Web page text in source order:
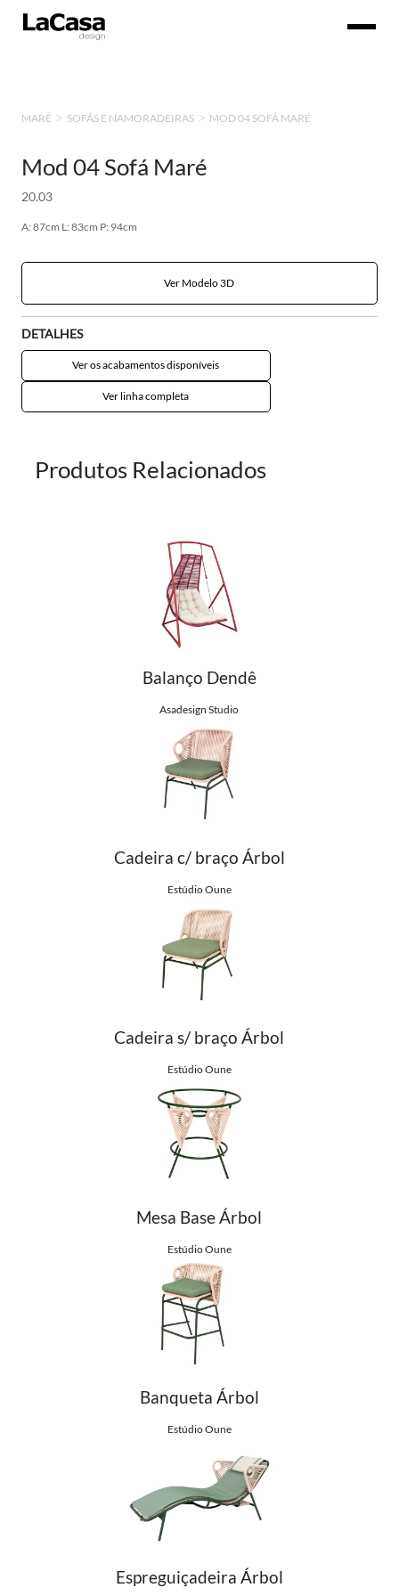
MARÉ SOFÁS E NAMORADEIRAS MOD 04 SOFÁ MARÉ
Mod 04 Sofá Maré
20.03
A: 87cm L: 83cm P: 94cm
Ver Modelo 3D
DETALHES
Ver os acabamentos disponíveis
Ver linha completa
Produtos Relacionados
Ver detalhes do produto
Balanço Dendê
Asadesign Studio
Ver detalhes do produto
Cadeira c/ braço Árbol
Estúdio Oune
Ver detalhes do produto
Cadeira s/ braço Árbol
Estúdio Oune
Ver detalhes do produto
Mesa Base Árbol
Estúdio Oune
Ver detalhes do produto
Banqueta Árbol
Estúdio Oune
Ver detalhes do produto
Espreguiçadeira Árbol